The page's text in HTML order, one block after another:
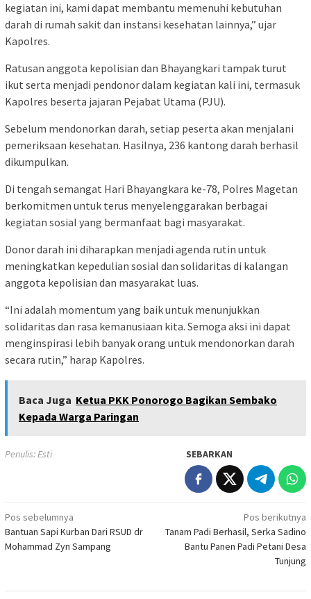
kegiatan ini, kami dapat membantu memenuhi kebutuhan
darah di rumah sakit dan instansi kesehatan lainnya,” ujar
Kapolres.
Ratusan anggota kepolisian dan Bhayangkari tampak turut
ikut serta menjadi pendonor dalam kegiatan kali ini, termasuk
Kapolres beserta jajaran Pejabat Utama (PJU).
Sebelum mendonorkan darah, setiap peserta akan menjalani
pemeriksaan kesehatan. Hasilnya, 236 kantong darah berhasil
dikumpulkan.
Di tengah semangat Hari Bhayangkara ke-78, Polres Magetan
berkomitmen untuk terus menyelenggarakan berbagai
kegiatan sosial yang bermanfaat bagi masyarakat.
Donor darah ini diharapkan menjadi agenda rutin untuk
meningkatkan kepedulian sosial dan solidaritas di kalangan
anggota kepolisian dan masyarakat luas.
“Ini adalah momentum yang baik untuk menunjukkan
solidaritas dan rasa kemanusiaan kita. Semoga aksi ini dapat
menginspirasi lebih banyak orang untuk mendonorkan darah
secara rutin,” harap Kapolres.
Baca Juga Ketua PKK Ponorogo Bagikan Sembako
Kepada Warga Paringan
Penulis: Esti SEBARKAN
Navigasi
pos
Pos sebelumnya
Bantuan Sapi Kurban Dari RSUD dr
Mohammad Zyn Sampang
Pos berikutnya
Tanam Padi Berhasil, Serka Sadino
Bantu Panen Padi Petani Desa
Tunjung